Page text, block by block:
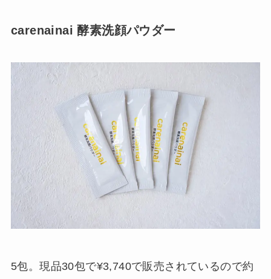
carenainai 酵素洗顔パウダー
5包。現品30包で¥3,740で販売されているので約